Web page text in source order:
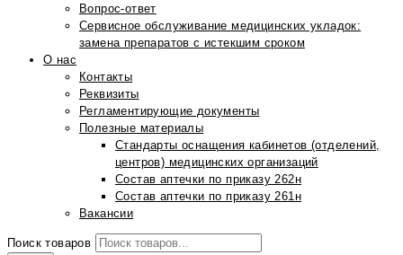
Вопрос-ответ
Сервисное обслуживание медицинских укладок:
замена препаратов с истекшим сроком
О нас
Контакты
Реквизиты
Регламентирующие документы
Полезные материалы
Стандарты оснащения кабинетов (отделений,
центров) медицинских организаций
Состав аптечки по приказу 262н
Состав аптечки по приказу 261н
Вакансии
Поиск товаров